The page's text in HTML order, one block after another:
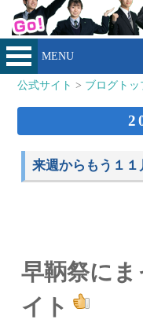
MENU
公式サイト > ブログトッ
来週からもう１１
早鞆祭に
イト